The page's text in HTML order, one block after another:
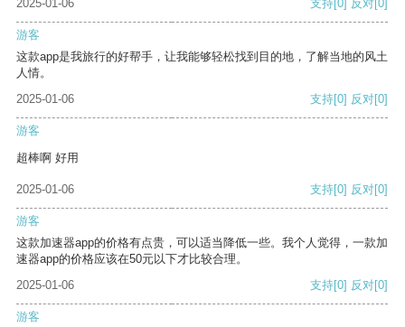
2025-01-06
支持[0] 反对[0]
游客
这款app是我旅行的好帮手，让我能够轻松找到目的地，了解当地的风土
人情。
2025-01-06
支持[0] 反对[0]
游客
超棒啊 好用
2025-01-06 支持[0] 反对[0]
游客
这款加速器app的价格有点贵，可以适当降低一些。我个人觉得，一款加
速器app的价格应该在50元以下才比较合理。
2025-01-06
支持[0] 反对[0]
游客